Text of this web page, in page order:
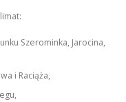
Szerominka, Jarocina,
i Raciąża,